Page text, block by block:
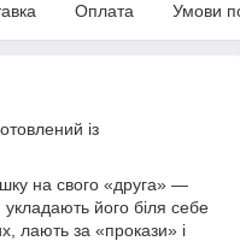
Оплата Умови
із
на свого «друга» —
його біля себе
лають за «прокази» і